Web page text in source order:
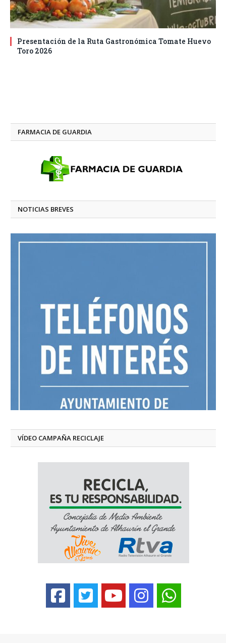
Presentación de la Ruta Gastronómica Tomate Huevo
Toro 2026
FARMACIA DE GUARDIA
NOTICIAS BREVES
VÍDEO CAMPAÑA RECICLAJE